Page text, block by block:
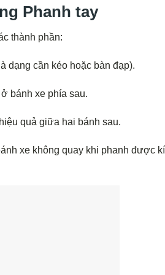
Phanh tay
thành phần:
dạng cần kéo hoặc bàn đạp).
bánh xe phía sau.
quả giữa hai bánh sau.
xe không quay khi phanh được